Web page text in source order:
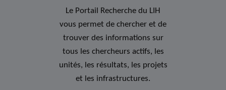
Le Portail Recherche du LIH
vous permet de chercher et de
trouver des informations sur
tous les chercheurs actifs, les
unités, les résultats, les projets
et les infrastructures.